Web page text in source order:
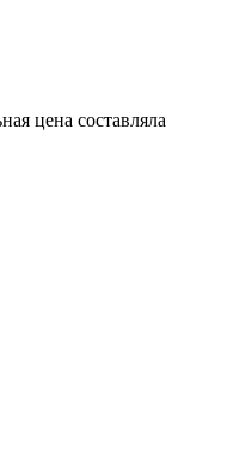
цена составляла